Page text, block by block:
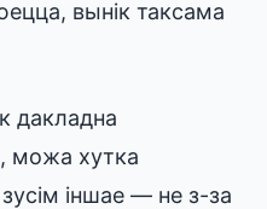
вынік таксама
дакладна
можа хутка
іншае — не з-за